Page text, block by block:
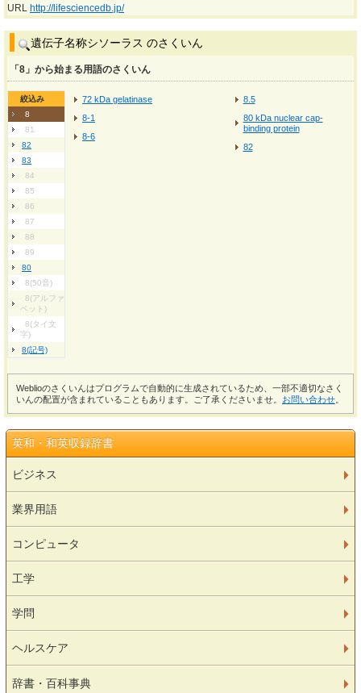
URL http://lifesciencedb.jp/
遺伝子名称シソーラス のさくいん
「8」から始まる用語のさくいん
絞込み
8
81
82
83
84
85
86
87
88
89
80
8(50音)
8(アルファ
ベット)
8(タイ文
字)
8(記号)
72 kDa gelatinase
8-1
8-6
8.5
80 kDa nuclear cap-
binding protein
82
Weblioのさくいんはプログラムで自動的に生成されているため、一部不適切なさく
いんの配置が含まれていることもあります。ご了承くださいませ。 お問い合わせ
英和・和英収録辞書
ビジネス
業界用語
コンピュータ
工学
学問
ヘルスケア
辞書・百科事典